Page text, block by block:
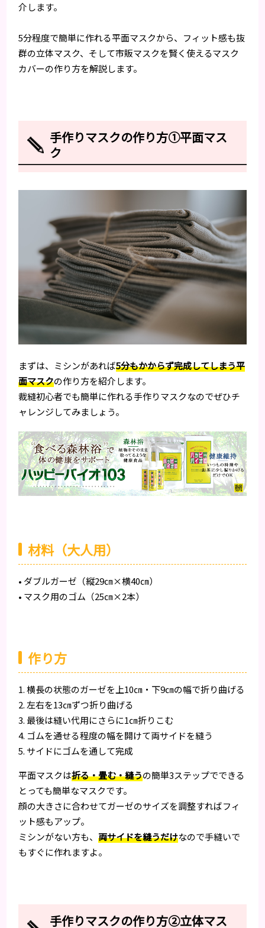
介します。
5分程度で簡単に作れる平面マスクから、フィット感も抜
群の立体マスク、そして市販マスクを賢く使えるマスク
カバーの作り方を解説します。
手作りマスクの作り方①平面マス
ク
まずは、ミシンがあれば5分もかからず完成してしまう平
面マスクの作り方を紹介します。
裁縫初心者でも簡単に作れる手作りマスクなのでぜひチ
ャレンジしてみましょう。
材料（大人用）
• ダブルガーゼ（縦29㎝×横40㎝）
• マスク用のゴム（25㎝×2本）
作り方
1. 横長の状態のガーゼを上10㎝・下9㎝の幅で折り曲げる
2. 左右を13㎝ずつ折り曲げる
3. 最後は縫い代用にさらに1㎝折りこむ
4. ゴムを通せる程度の幅を開けて両サイドを縫う
5. サイドにゴムを通して完成
平面マスクは折る・畳む・縫うの簡単3ステップでできる
とっても簡単なマスクです。
顔の大きさに合わせてガーゼのサイズを調整すればフィ
ット感もアップ。
ミシンがない方も、両サイドを縫うだけなので手縫いで
もすぐに作れますよ。
手作りマスクの作り方②立体マス